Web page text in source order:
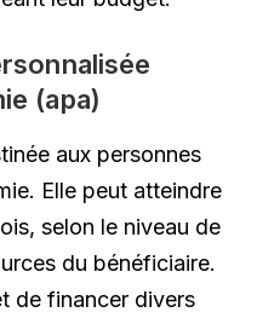
(apa)
aux personnes
Elle peut atteindre
selon le niveau de
du bénéficiaire.
de financer divers